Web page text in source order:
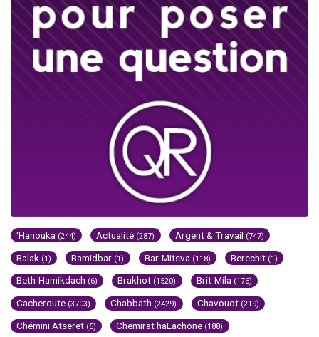
'Hanouka (244) Actualité (287) Argent & Travail (747)
Balak (1) Bamidbar (1) Bar-Mitsva (118) Berechit (1)
Beth-Hamikdach (6) Brakhot (1520) Brit-Mila (176)
Cacheroute (3703) Chabbath (2429) Chavouot (219)
Chémini Atseret (5) Chemirat haLachone (188)